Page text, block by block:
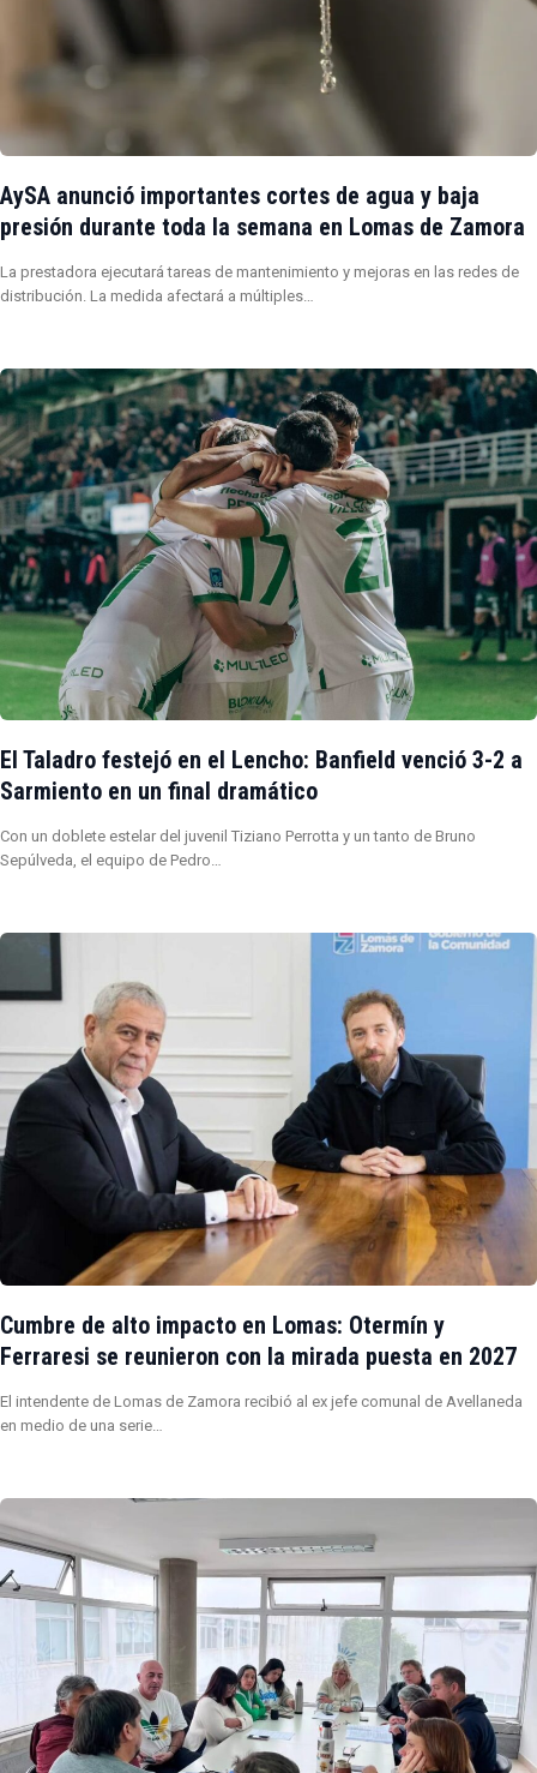
AySA anunció importantes cortes de agua y baja
presión durante toda la semana en Lomas de Zamora
La prestadora ejecutará tareas de mantenimiento y mejoras en las redes de
distribución. La medida afectará a múltiples…
El Taladro festejó en el Lencho: Banfield venció 3-2 a
Sarmiento en un final dramático
Con un doblete estelar del juvenil Tiziano Perrotta y un tanto de Bruno
Sepúlveda, el equipo de Pedro…
Cumbre de alto impacto en Lomas: Otermín y
Ferraresi se reunieron con la mirada puesta en 2027
El intendente de Lomas de Zamora recibió al ex jefe comunal de Avellaneda
en medio de una serie…